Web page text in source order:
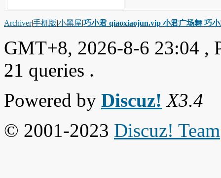
Archiver|手机版|小黑屋|巧小君 qiaoxiaojun.vip 小君广场舞 巧
GMT+8, 2026-8-6 23:04 ,
21 queries .
Powered by Discuz! X3.4
© 2001-2023 Discuz! Team